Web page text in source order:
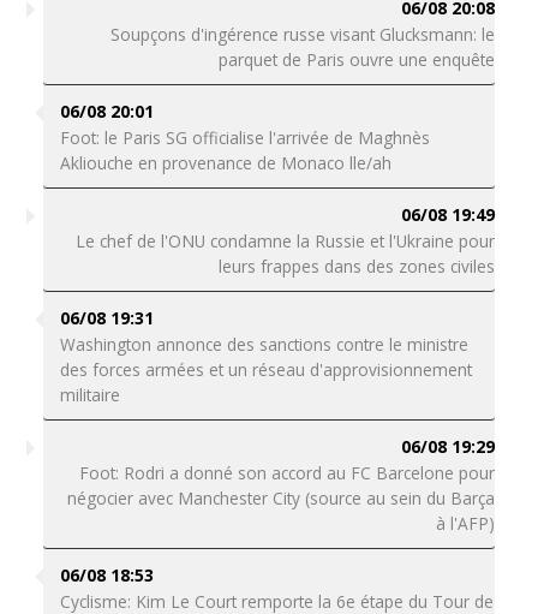
06/08 20:08
Soupçons d'ingérence russe visant Glucksmann: le
parquet de Paris ouvre une enquête
06/08 20:01
Foot: le Paris SG officialise l'arrivée de Maghnès
Akliouche en provenance de Monaco lle/ah
06/08 19:49
Le chef de l'ONU condamne la Russie et l'Ukraine pour
leurs frappes dans des zones civiles
06/08 19:31
Washington annonce des sanctions contre le ministre
des forces armées et un réseau d'approvisionnement
militaire
06/08 19:29
Foot: Rodri a donné son accord au FC Barcelone pour
négocier avec Manchester City (source au sein du Barça
à l'AFP)
06/08 18:53
Cyclisme: Kim Le Court remporte la 6e étape du Tour de